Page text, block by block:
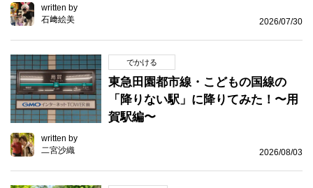
written by
石﨑絵美
2026/07/30
でかける
東急田園都市線・こどもの国線の
「降りない駅」に降りてみた！〜用
賀駅編〜
written by
二宮沙織
2026/08/03